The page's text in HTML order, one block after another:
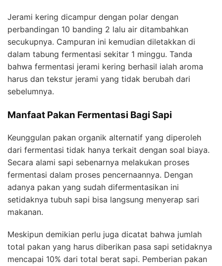
Jerami kering dicampur dengan polar dengan
perbandingan 10 banding 2 lalu air ditambahkan
secukupnya. Campuran ini kemudian diletakkan di
dalam tabung fermentasi sekitar 1 minggu. Tanda
bahwa fermentasi jerami kering berhasil ialah aroma
harus dan tekstur jerami yang tidak berubah dari
sebelumnya.
Manfaat Pakan Fermentasi Bagi Sapi
Keunggulan pakan organik alternatif yang diperoleh
dari fermentasi tidak hanya terkait dengan soal biaya.
Secara alami sapi sebenarnya melakukan proses
fermentasi dalam proses pencernaannya. Dengan
adanya pakan yang sudah difermentasikan ini
setidaknya tubuh sapi bisa langsung menyerap sari
makanan.
Meskipun demikian perlu juga dicatat bahwa jumlah
total pakan yang harus diberikan pasa sapi setidaknya
mencapai 10% dari total berat sapi. Pemberian pakan